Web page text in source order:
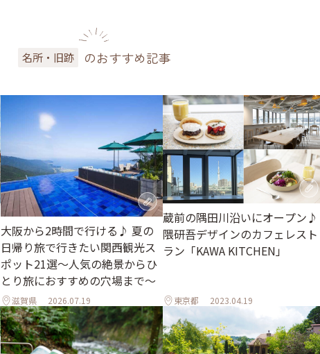
名所・旧跡 のおすすめ記事
大阪から2時間で行ける♪ 夏の
日帰り旅で行きたい関西観光ス
ポット21選～人気の絶景からひ
とり旅におすすめの穴場まで～
滋賀県 2026.07.19
蔵前の隅田川沿いにオープン♪
隈研吾デザインのカフェレスト
ラン「KAWA KITCHEN」
東京都 2023.04.19